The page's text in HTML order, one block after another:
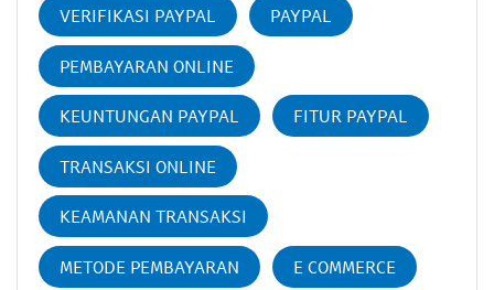
VERIFIKASI PAYPAL PAYPAL
PEMBAYARAN ONLINE
KEUNTUNGAN PAYPAL FITUR PAYPAL
TRANSAKSI ONLINE
KEAMANAN TRANSAKSI
METODE PEMBAYARAN E COMMERCE